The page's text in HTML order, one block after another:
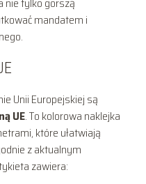
mandatem i
Unii Europejskiej są
UE. To kolorowa naklejka
które ułatwiają
z aktualnym
zawiera: